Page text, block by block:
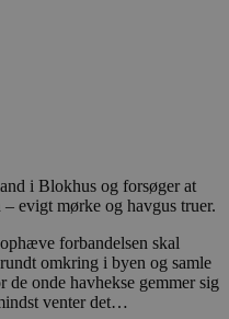
i Blokhus og forsøger at
evigt mørke og havgus truer.
forbandelsen skal
omkring i byen og samle
de onde havhekse gemmer sig
venter det…